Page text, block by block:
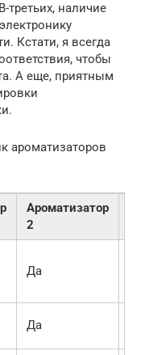
наличие
Кстати, я всегда
чтобы
А еще, приятным
ароматизаторов
Ароматизатор
2
Да
Да